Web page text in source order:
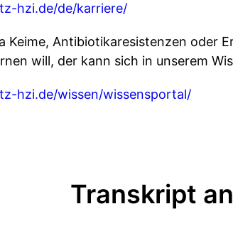
hzi.de/de/karriere/
Keime, Antibiotikaresistenzen oder
will, der kann sich in unserem
hzi.de/wissen/wissensportal/
Transkript